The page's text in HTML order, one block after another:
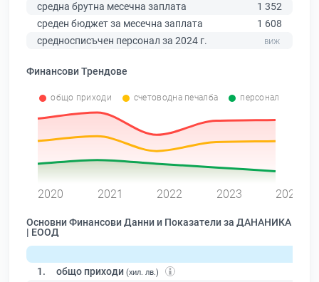
средна брутна месечна заплата
1 352
среден бюджет за месечна заплата
1 608
средносписъчен персонал за 2024 г.
Финансови Трендове
общо приходи счетоводна печалба персонал
2020 2021 2022 2023 2024
Основни Финансови Данни и Показатели за ДАНАНИКА
| ЕООД
1. общо приходи (хил. лв.)